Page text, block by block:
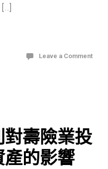
Leave a Comment
對壽險業投
的影響